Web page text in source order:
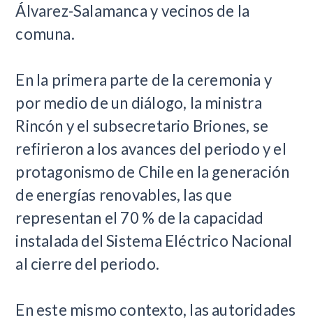
Álvarez-Salamanca y vecinos de la
comuna.
En la primera parte de la ceremonia y
por medio de un diálogo, la ministra
Rincón y el subsecretario Briones, se
refirieron a los avances del periodo y el
protagonismo de Chile en la generación
de energías renovables, las que
representan el 70 % de la capacidad
instalada del Sistema Eléctrico Nacional
al cierre del periodo.
En este mismo contexto, las autoridades